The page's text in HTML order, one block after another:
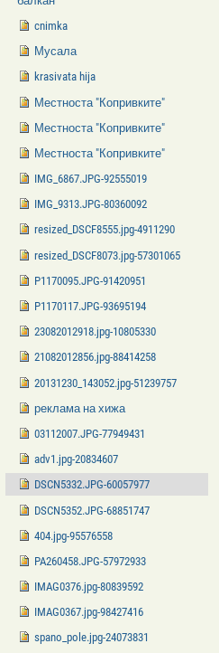
cnimka
Мусала
krasivata hija
Местноста "Копривките"
Местноста "Копривките"
Местноста "Копривките"
IMG_6867.JPG-92555019
IMG_9313.JPG-80360092
resized_DSCF8555.jpg-4911290
resized_DSCF8073.jpg-57301065
P1170095.JPG-91420951
P1170117.JPG-93695194
23082012918.jpg-10805330
21082012856.jpg-88414258
20131230_143052.jpg-51239757
реклама на хижа
03112007.JPG-77949431
adv1.jpg-20834607
DSCN5332.JPG-60057977
DSCN5352.JPG-68851747
404.jpg-95576558
PA260458.JPG-57972933
IMAG0376.jpg-80839592
IMAG0367.jpg-98427416
spano_pole.jpg-24073831